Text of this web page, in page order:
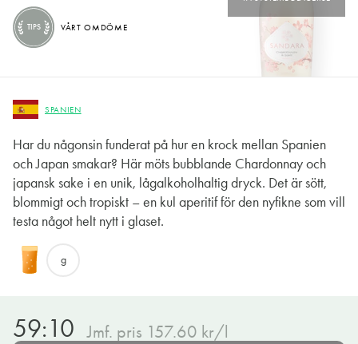
SPANIEN
Har du någonsin funderat på hur en krock mellan Spanien
och Japan smakar? Här möts bubblande Chardonnay och
japansk sake i en unik, lågalkoholhaltig dryck. Det är sött,
blommigt och tropiskt – en kul aperitif för den nyfikne som vill
testa något helt nytt i glaset.
TIPS VÅRT OMDÖME
g
59:10 Jmf. pris 157.60 kr/l